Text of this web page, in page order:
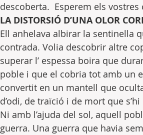
descoberta.  Esperem els
LA DISTORSIÓ D’UNA OLOR
Ell anhelava albirar la sentinella
contrada. Volia descobrir altre
superar l’ espessa boira que
poble i que el cobria tot amb un
convertit en un mantell que
d’odi, de traïció i de mort que
Ni amb l’ajuda del sol, aquell
guerra. Una guerra que havia